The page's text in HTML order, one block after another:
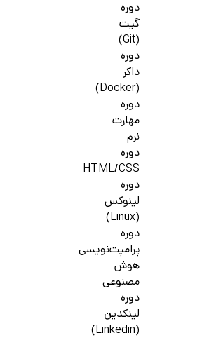
دوره
گیت
(Git)
دوره
داکر
(Docker)
دوره
مهارت
نرم
دوره
HTML/CSS
دوره
لینوکس
(Linux)
دوره
پرامپت‌نویسی
هوش
مصنوعی
دوره
لینکدین
(Linkedin)